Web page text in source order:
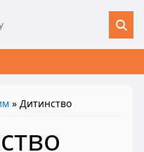
» Дитинство